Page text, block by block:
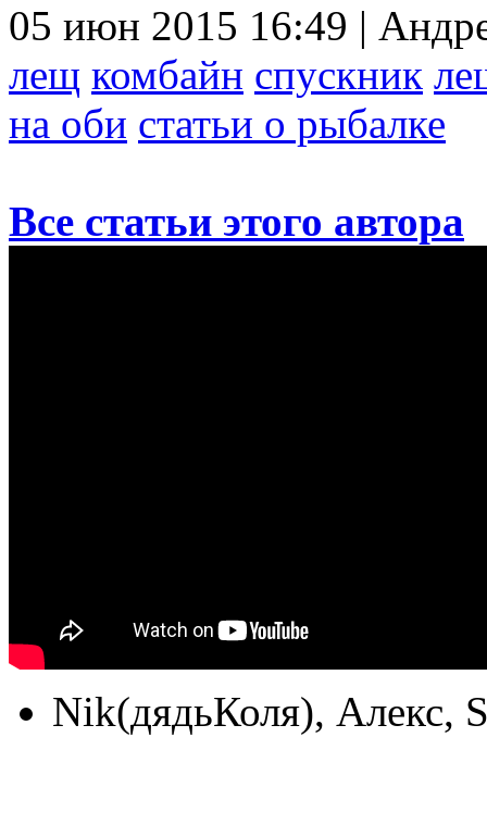
05 июн 2015 16:49 |
лещ комбайн спускник
на оби статьи о рыбалке
Все статьи этого автора
Nik(дядьКоля), Алекс,